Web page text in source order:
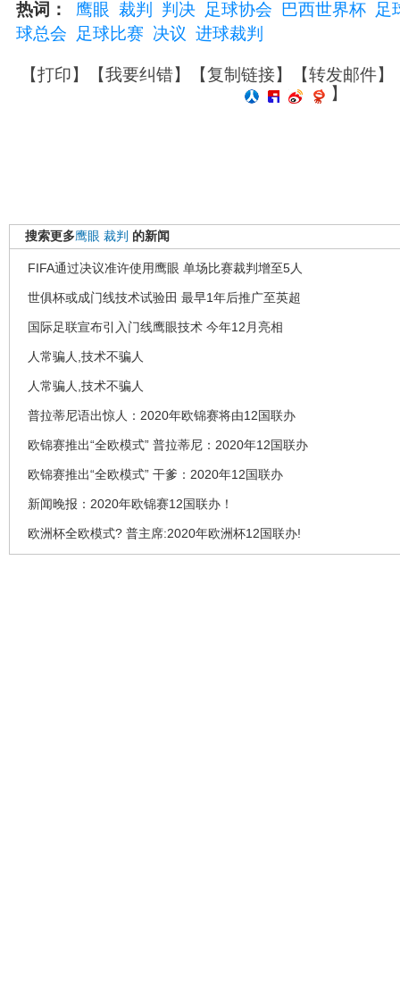
热词： 鹰眼 裁判 判决 足球协会 巴西世界杯 足
球总会
足球比赛 决议 进球裁判
【打印】【我要纠错】【复制链接】【转发邮件】
】
搜索更多鹰眼 裁判 的新闻
FIFA通过决议准许使用鹰眼 单场比赛裁判增至5人
世俱杯或成门线技术试验田 最早1年后推广至英超
国际足联宣布引入门线鹰眼技术 今年12月亮相
人常骗人,技术不骗人
人常骗人,技术不骗人
普拉蒂尼语出惊人：2020年欧锦赛将由12国联办
欧锦赛推出“全欧模式” 普拉蒂尼：2020年12国联办
欧锦赛推出“全欧模式” 干爹：2020年12国联办
新闻晚报：2020年欧锦赛12国联办！
欧洲杯全欧模式? 普主席:2020年欧洲杯12国联办!